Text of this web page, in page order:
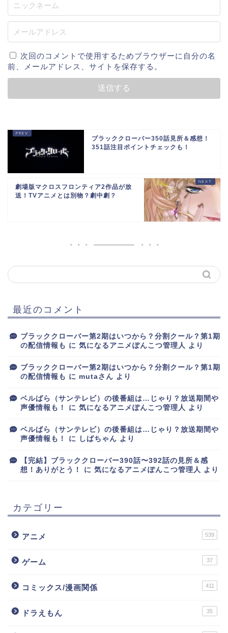
次回のコメントで使用するためブラウザーに自分の名
前、メールアドレス、サイトを保存する。
ブラッククローバー350話見所＆感想！
351話注目ポイントチェックも！
劇場版マクロスフロンティア2作品が放
送！TVアニメとは別物？劇中劇？
最近のコメント
ブラッククローバー第2期はいつから？分割クール？第1期
の配信情報も に 気になるアニメぽんこつ管理人 より
ブラッククローバー第2期はいつから？分割クール？第1期
の配信情報も に mutaさん より
ベルばら（サンテレビ）の後番組は…じゃり？放送期間や
声優情報も！
に 気になるアニメぽんこつ管理人 より
ベルばら（サンテレビ）の後番組は…じゃり？放送期間や
声優情報も！
に しばちゃん より
【完結】ブラッククローバー390話〜392話の見所＆感
想！ありがとう！
に 気になるアニメぽんこつ管理人 より
カテゴリー
アニメ 539
ゲーム 37
コミックス/漫画関係 411
ドラえもん 35